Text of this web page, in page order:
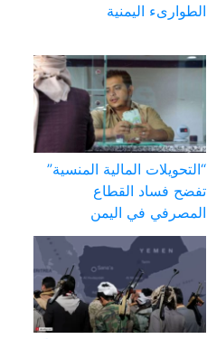
الطوارىء اليمنية
“التحويلات المالية المنسية”
تفضح فساد القطاع
المصرفي في اليمن